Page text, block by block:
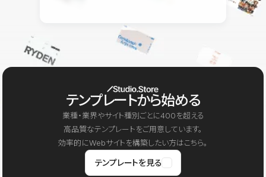
テンプレートから始める
業種・業界やサイト種別ごとに400を超える
高品質なテンプレートをご用意しています。
効率的にWebサイトを構築したい方はこちら。
テンプレートを見る